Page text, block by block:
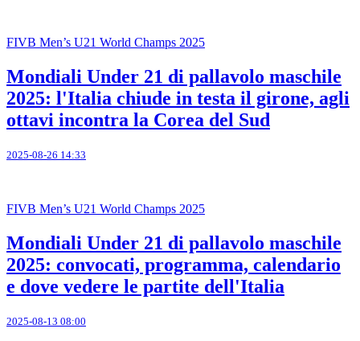
FIVB Men’s U21 World Champs 2025
Mondiali Under 21 di pallavolo maschile
2025: l'Italia chiude in testa il girone, agli
ottavi incontra la Corea del Sud
2025-08-26 14:33
FIVB Men’s U21 World Champs 2025
Mondiali Under 21 di pallavolo maschile
2025: convocati, programma, calendario
e dove vedere le partite dell'Italia
2025-08-13 08:00